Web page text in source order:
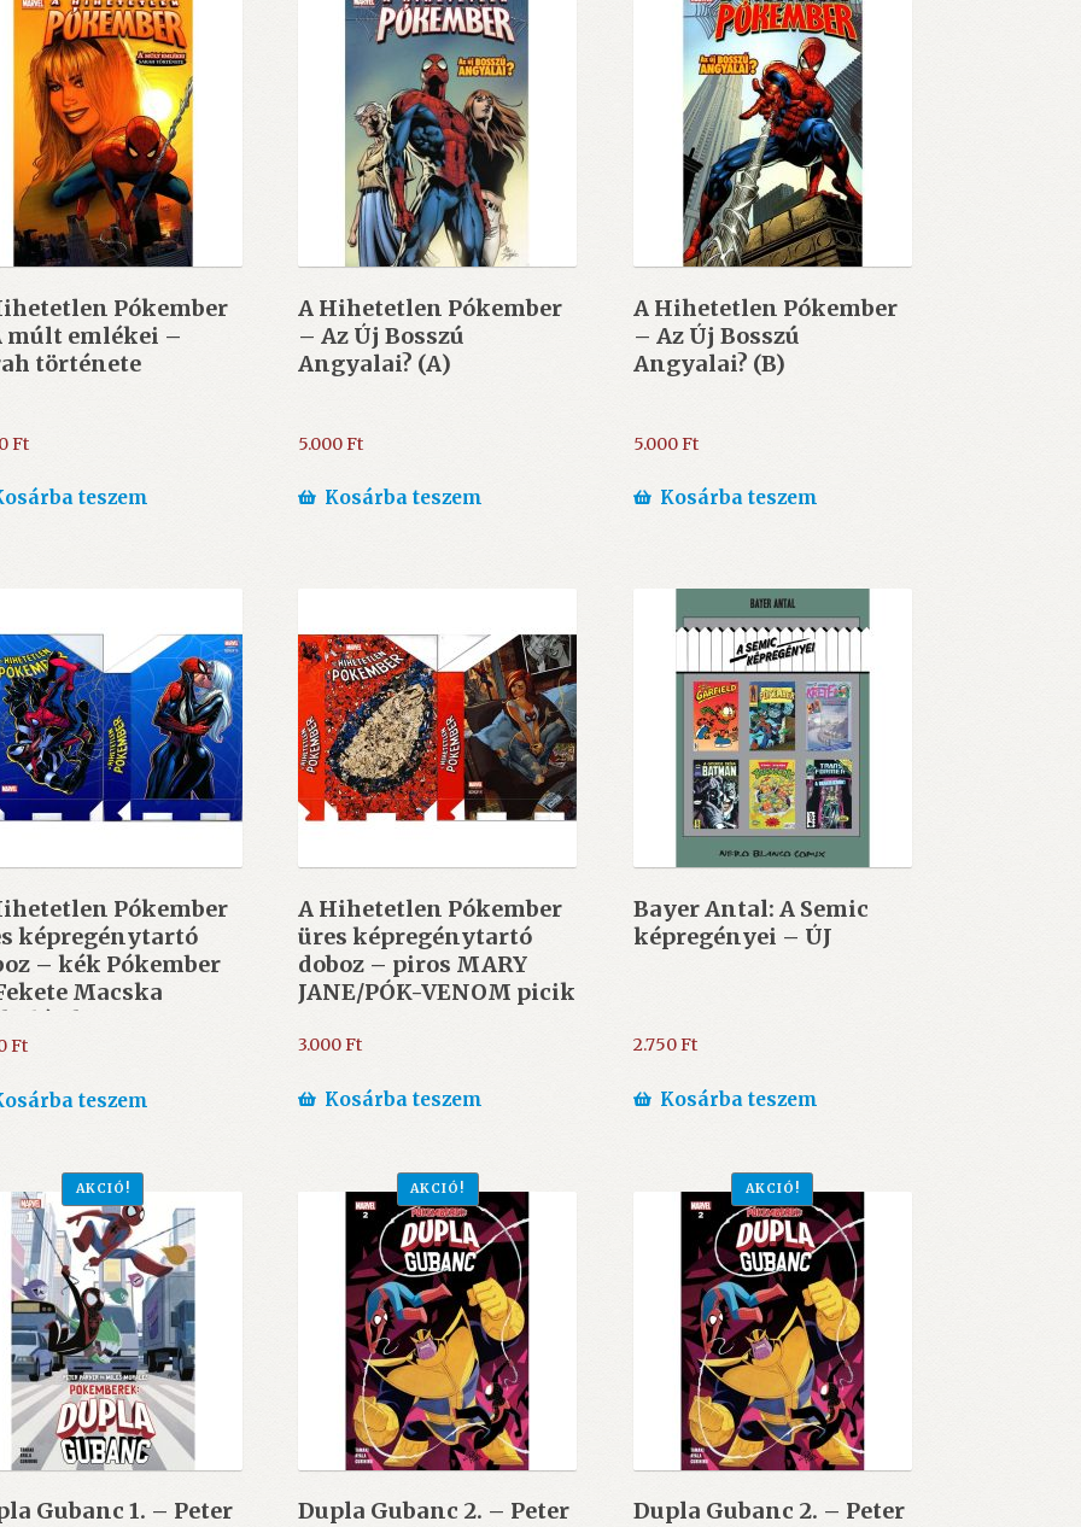
Pókember
múlt emlékei –
története
Ft
teszem
A Hihetetlen Pókember
– Az Új Bosszú
Angyalai? (A)
5.000Ft
Kosárba teszem
A Hihetetlen Pókember
– Az Új Bosszú
Angyalai? (B)
5.000Ft
Kosárba teszem
Pókember
képregénytartó
– kék Pókember
Macska
Venom-
Ft
teszem
A Hihetetlen Pókember
üres képregénytartó
doboz – piros MARY
JANE/PÓK-VENOM picik
3.000Ft
Kosárba teszem
Bayer Antal: A Semic
képregényei – ÚJ
2.750Ft
Kosárba teszem
Gubanc 1. – Peter
AKCIÓ!
Dupla Gubanc 2. – Peter
AKCIÓ!
Dupla Gubanc 2. – Peter
AKCIÓ!